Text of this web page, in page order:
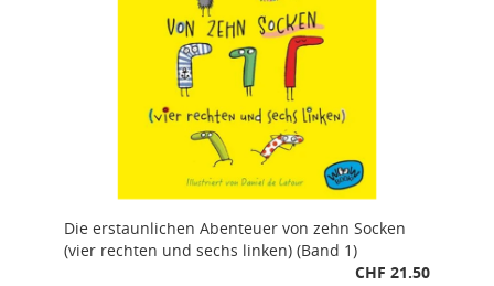
Die erstaunlichen Abenteuer von zehn Socken
(vier rechten und sechs linken) (Band 1)
CHF 21.50